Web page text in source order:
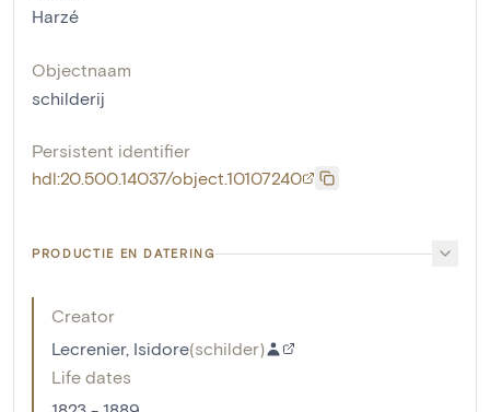
Harzé
Objectnaam
schilderij
Persistent identifier
hdl:20.500.14037/object.10107240
PRODUCTIE EN DATERING
Creator
Lecrenier, Isidore(schilder)
Life dates